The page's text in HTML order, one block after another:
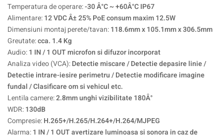
Temperatura de operare:-30 Â°C ~ +60Â°C IP67
Alimentare:12 VDC Â± 25% PoE consum maxim 12.5W
Dimensiuni montaj perete/tavan:118.6mm x 105.1mm x 306.5mm
Greutate:cca. 1.4 Kg
Audio:1 IN / 1 OUT microfon si difuzor incorporat
Analiza video (VCA):Detectie miscare / Detectie depasire linie /
Detectie intrare-iesire perimetru / Detectie modificare imagine
fundal / Clasificare om si vehicul etc.
Lentila camere:2.8mm unghi vizibilitate 180Â°
WDR:130dB
Compresie:H.265+/H.265/H.264+/H.264/MJPEG
Alarma:1 IN / 1 OUT avertizare luminoasa si sonora in caz de